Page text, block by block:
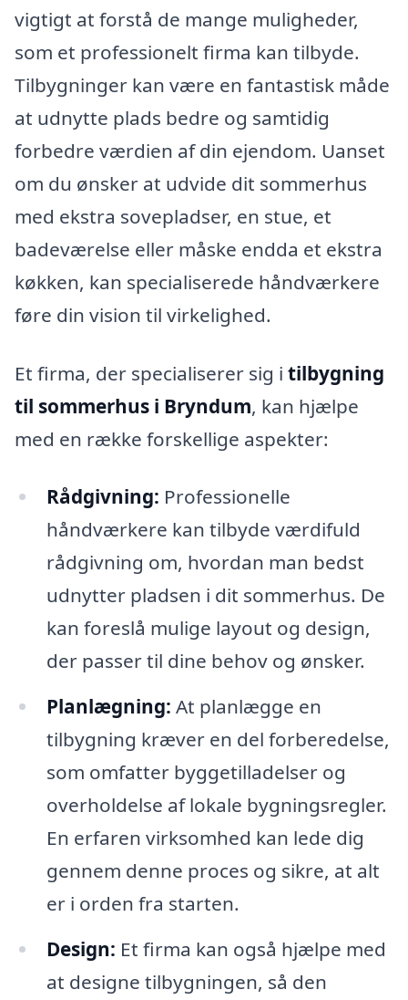
vigtigt at forstå de mange muligheder,
som et professionelt firma kan tilbyde.
Tilbygninger kan være en fantastisk måde
at udnytte plads bedre og samtidig
forbedre værdien af din ejendom. Uanset
om du ønsker at udvide dit sommerhus
med ekstra sovepladser, en stue, et
badeværelse eller måske endda et ekstra
køkken, kan specialiserede håndværkere
føre din vision til virkelighed.
Et firma, der specialiserer sig i tilbygning
til sommerhus i Bryndum, kan hjælpe
med en række forskellige aspekter:
Rådgivning: Professionelle
håndværkere kan tilbyde værdifuld
rådgivning om, hvordan man bedst
udnytter pladsen i dit sommerhus. De
kan foreslå mulige layout og design,
der passer til dine behov og ønsker.
Planlægning: At planlægge en
tilbygning kræver en del forberedelse,
som omfatter byggetilladelser og
overholdelse af lokale bygningsregler.
En erfaren virksomhed kan lede dig
gennem denne proces og sikre, at alt
er i orden fra starten.
Design: Et firma kan også hjælpe med
at designe tilbygningen, så den